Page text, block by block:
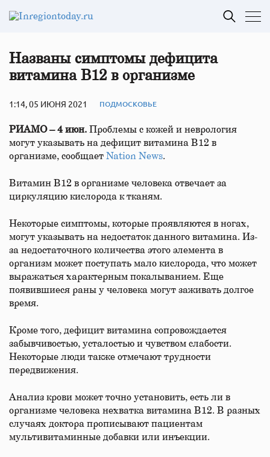
Названы симптомы дефицита
витамина В12 в организме
1:14, 05 ИЮНЯ 2021 ПОДМОСКОВЬЕ
РИАМО – 4 июн.
Проблемы с кожей и неврология
могут указывать на дефицит витамина В12 в
организме, сообщает Nation News.
Витамин В12 в организме человека отвечает за
циркуляцию кислорода к тканям.
Некоторые симптомы, которые проявляются в ногах,
могут указывать на недостаток данного витамина. Из-
за недостаточного количества этого элемента в
организм может поступать мало кислорода, что может
выражаться характерным покалыванием. Еще
появившиеся раны у человека могут заживать долгое
время.
Кроме того, дефицит витамина сопровождается
забывчивостью, усталостью и чувством слабости.
Некоторые люди также отмечают трудности
передвижения.
Анализ крови может точно установить, есть ли в
организме человека нехватка витамина В12. В разных
случаях доктора прописывают пациентам
мультивитаминные добавки или инъекции.